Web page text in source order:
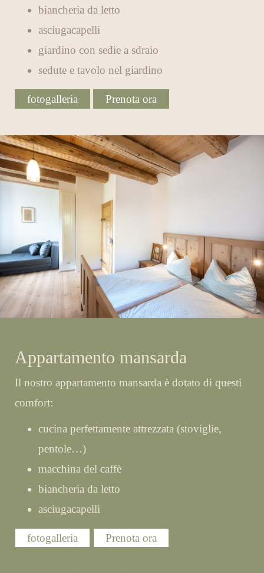
biancheria da letto
asciugacapelli
giardino con sedie a sdraio
sedute e tavolo nel giardino
fotogalleria Prenota ora
Appartamento mansarda
Il nostro appartamento mansarda è dotato di questi
comfort:
cucina perfettamente attrezzata (stoviglie,
pentole…)
macchina del caffè
biancheria da letto
asciugacapelli
fotogalleria Prenota ora